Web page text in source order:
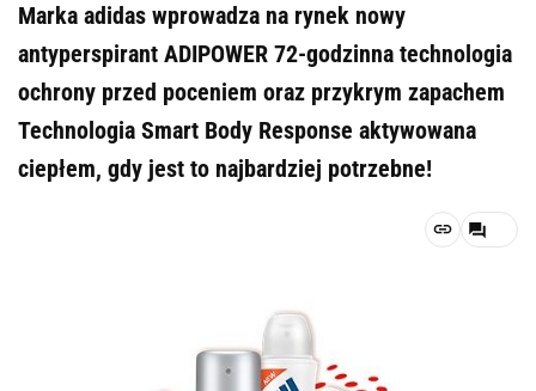
Marka adidas wprowadza na rynek nowy
antyperspirant ADIPOWER 72-godzinna technologia
ochrony przed poceniem oraz przykrym zapachem
Technologia Smart Body Response aktywowana
ciepłem, gdy jest to najbardziej potrzebne!